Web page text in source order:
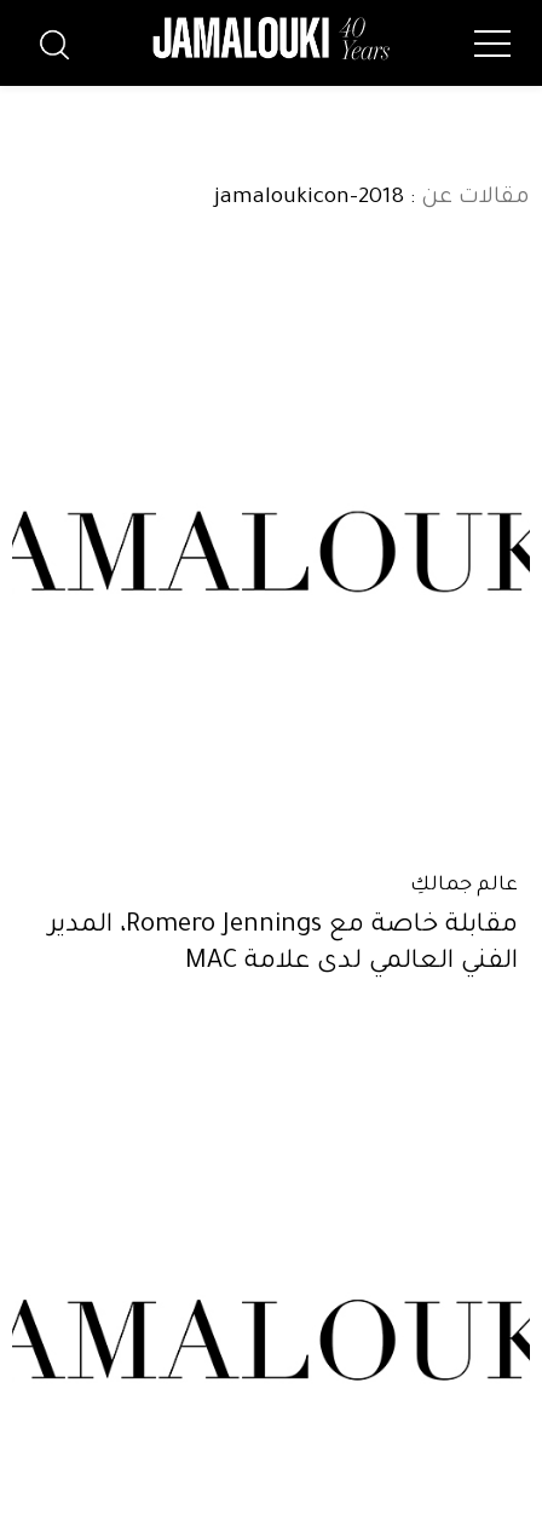
مقالات عن : jamaloukicon-2018
عالم جمالكِ
مقابلة خاصة مع Romero Jennings، المدير
الفني العالمي لدى علامة MAC